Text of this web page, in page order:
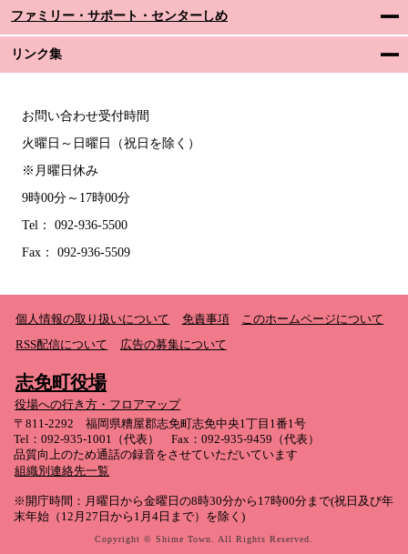
ファミリー・サポート・センターしめ
リンク集
お問い合わせ受付時間
火曜日～日曜日（祝日を除く）
※月曜日休み
9時00分～17時00分
Tel： 092-936-5500
Fax： 092-936-5509
個人情報の取り扱いについて 免責事項
このホームページについて
RSS配信について
広告の募集について
志免町役場
役場への行き方・フロアマップ
〒811-2292 福岡県糟屋郡志免町志免中央1丁目1番1号
Tel：092-935-1001（代表） Fax：092-935-9459（代表）
品質向上のため通話の録音をさせていただいています
組織別連絡先一覧
※開庁時間：月曜日から金曜日の8時30分から17時00分まで(祝日及び年
末年始（12月27日から1月4日まで）を除く)
Copyright © Shime Town. All Rights Reserved.